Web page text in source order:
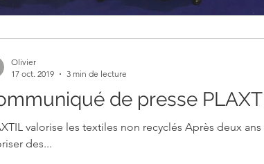
de presse
valorise les textiles non recyclés Après deux
des...
Olivier
17 oct. 2019
3 min de lecture